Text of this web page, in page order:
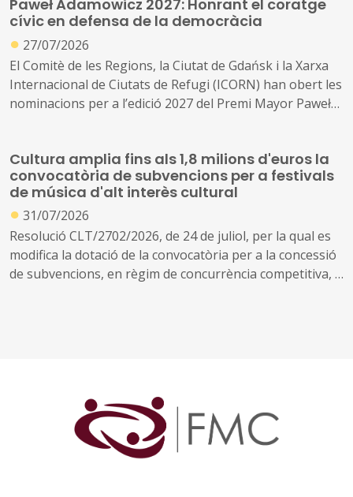
Decret 111/2010, de 31 d'agost, pel qual es desenvolupa
reglamentàriament la Llei 10/2009, de 30 de juny
Paweł Adamowicz 2027: Honrant el coratge
cívic en defensa de la democràcia
● 27/07/2026
El Comitè de les Regions, la Ciutat de Gdańsk i la Xarxa
Internacional de Ciutats de Refugi (ICORN) han obert les
nominacions per a l’edició 2027 del Premi Mayor Paweł
crear comunitats més obertes, inclusives i
democràtiques, malgrat les circumstàncies desafiants
com la violència, el discurs de l'odi, els prejudicis i la
xenofòbia.
Cultura amplia fins als 1,8 milions d'euros la
convocatòria de subvencions per a festivals
de música d'alt interès cultural
● 31/07/2026
Resolució CLT/2702/2026, de 24 de juliol, per la qual es
modifica la dotació de la convocatòria per a la concessió
de subvencions, en règim de concurrència competitiva, a